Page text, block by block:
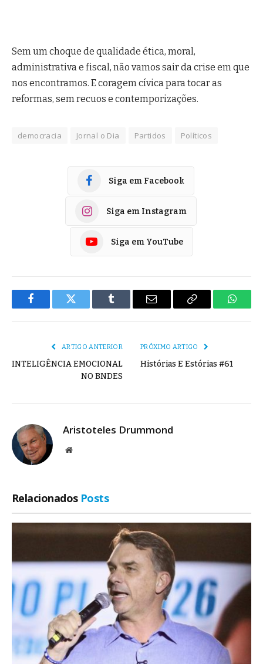
Sem um choque de qualidade ética, moral,
administrativa e fiscal, não vamos sair da crise em que
nos encontramos. E coragem cívica para tocar as
reformas, sem recuos e contemporizações.
democracia Jornal o Dia Partidos Políticos
Siga em Facebook
Siga em Instagram
Siga em YouTube
FacebookTwitter Tumblr
E-
Copiar
ARTIGO ANTERIOR
INTELIGÊNCIA EMOCIONAL
NO BNDES
PRÓXIMO ARTIGO
Histórias E Estórias #61
Aristoteles Drummond
Site
Relacionados Posts